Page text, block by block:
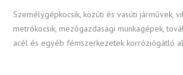
Személygépkocsik, közúti és vasúti járművek,
metrókocsik, mezőgazdasági munkagépek,
acél és egyéb fémszerkezetek korróziógátló